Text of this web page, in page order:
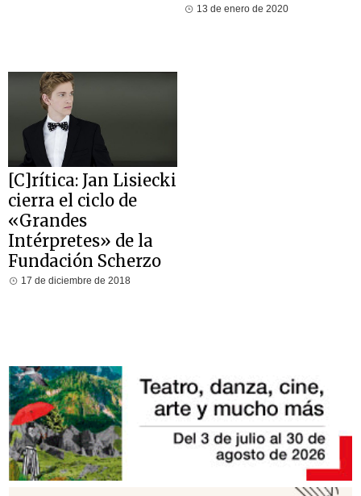
13 de enero de 2020
[C]rítica: Jan Lisiecki
cierra el ciclo de
«Grandes
Intérpretes» de la
Fundación Scherzo
17 de diciembre de 2018